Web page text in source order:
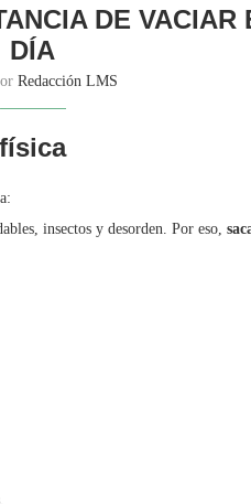
DE VACIAR
DÍA
Redacción LMS
insectos y desorden. Por eso,
.